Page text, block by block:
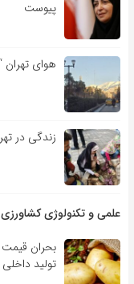
پیوست
هوای تهران
زندگی در
علمی و تکنولوژی کشاورزی
بحران قیمت
تولید داخلی